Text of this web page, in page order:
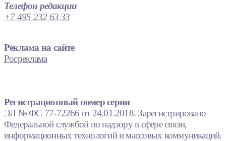
Телефон редакции
+7 495 232 63 33
Реклама на сайте
Росреклама
Регистрационный номер серии
ЭЛ № ФС 77-72266 от 24.01.2018. Зарегистрировано
Федеральной службой по надзору в сфере связи,
информационных технологий и массовых коммуникаций.